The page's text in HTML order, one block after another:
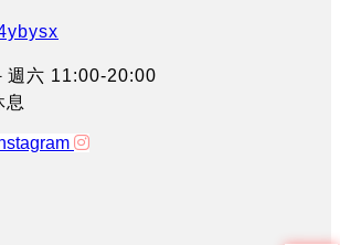
週六 11:00-20:00